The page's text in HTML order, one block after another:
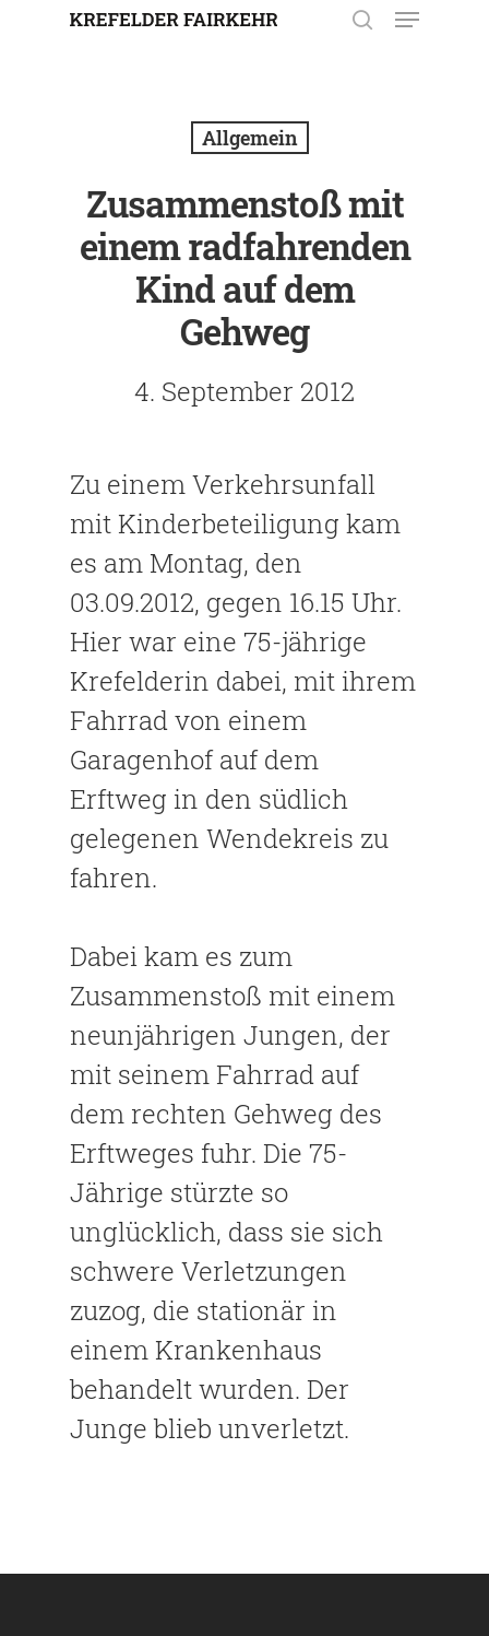
Eingabe zu suchen. Mit ESC
schließen.
Allgemein
Zusammenstoß mit
einem radfahrenden
Kind auf dem
Gehweg
4. September 2012
Zu einem Verkehrsunfall
mit Kinderbeteiligung kam
es am Montag, den
03.09.2012, gegen 16.15 Uhr.
Hier war eine 75-jährige
Krefelderin dabei, mit ihrem
Fahrrad von einem
Garagenhof auf dem
Erftweg in den südlich
gelegenen Wendekreis zu
fahren.
Dabei kam es zum
Zusammenstoß mit einem
neunjährigen Jungen, der
mit seinem Fahrrad auf
dem rechten Gehweg des
Erftweges fuhr. Die 75-
Jährige stürzte so
unglücklich, dass sie sich
schwere Verletzungen
zuzog, die stationär in
einem Krankenhaus
behandelt wurden. Der
Junge blieb unverletzt.